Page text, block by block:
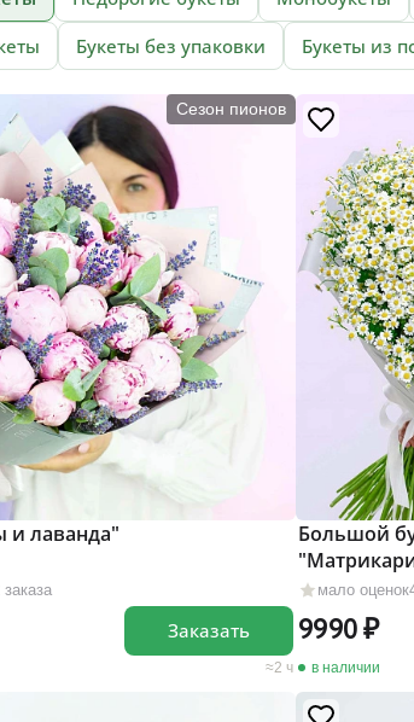
Букеты без упаковки Букеты из
Сезон пионов
заказа
и лаванда"
2 ч
Заказать
мало оценок
Большой
9990
в наличии